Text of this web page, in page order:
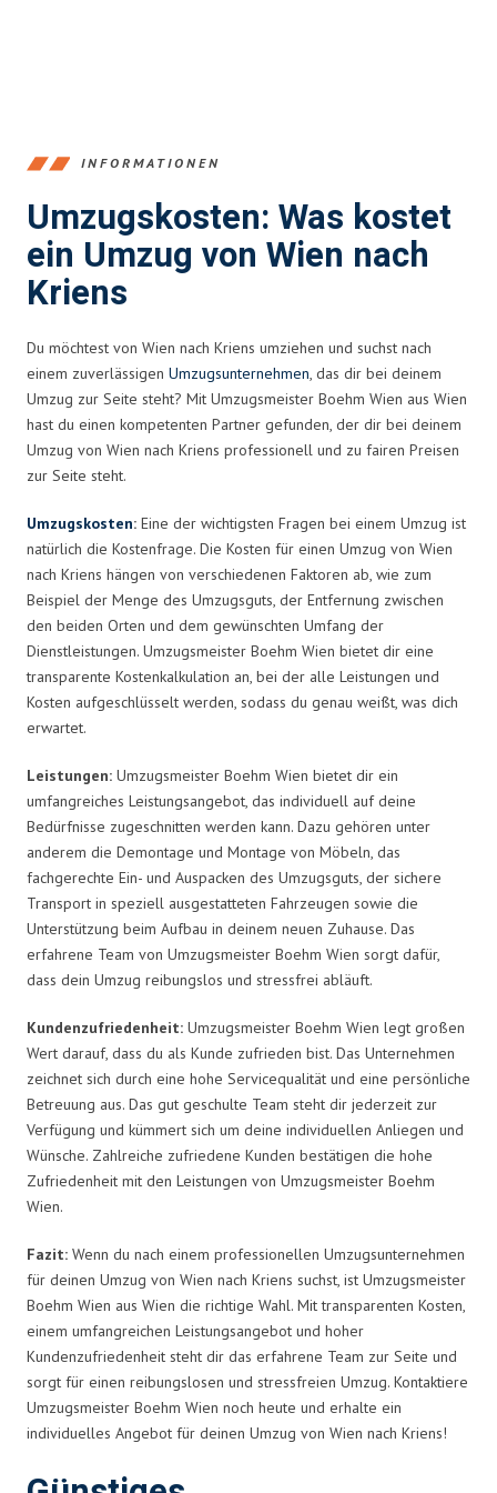
INFORMATIONEN
Umzugskosten: Was kostet
ein Umzug von Wien nach
Kriens
Du möchtest von Wien nach Kriens umziehen und suchst nach
einem zuverlässigen Umzugsunternehmen, das dir bei deinem
Umzug zur Seite steht? Mit Umzugsmeister Boehm Wien aus Wien
hast du einen kompetenten Partner gefunden, der dir bei deinem
Umzug von Wien nach Kriens professionell und zu fairen Preisen
zur Seite steht.
Umzugskosten: Eine der wichtigsten Fragen bei einem Umzug ist
natürlich die Kostenfrage. Die Kosten für einen Umzug von Wien
nach Kriens hängen von verschiedenen Faktoren ab, wie zum
Beispiel der Menge des Umzugsguts, der Entfernung zwischen
den beiden Orten und dem gewünschten Umfang der
Dienstleistungen. Umzugsmeister Boehm Wien bietet dir eine
transparente Kostenkalkulation an, bei der alle Leistungen und
Kosten aufgeschlüsselt werden, sodass du genau weißt, was dich
erwartet.
Leistungen: Umzugsmeister Boehm Wien bietet dir ein
umfangreiches Leistungsangebot, das individuell auf deine
Bedürfnisse zugeschnitten werden kann. Dazu gehören unter
anderem die Demontage und Montage von Möbeln, das
fachgerechte Ein- und Auspacken des Umzugsguts, der sichere
Transport in speziell ausgestatteten Fahrzeugen sowie die
Unterstützung beim Aufbau in deinem neuen Zuhause. Das
erfahrene Team von Umzugsmeister Boehm Wien sorgt dafür,
dass dein Umzug reibungslos und stressfrei abläuft.
Kundenzufriedenheit: Umzugsmeister Boehm Wien legt großen
Wert darauf, dass du als Kunde zufrieden bist. Das Unternehmen
zeichnet sich durch eine hohe Servicequalität und eine persönliche
Betreuung aus. Das gut geschulte Team steht dir jederzeit zur
Verfügung und kümmert sich um deine individuellen Anliegen und
Wünsche. Zahlreiche zufriedene Kunden bestätigen die hohe
Zufriedenheit mit den Leistungen von Umzugsmeister Boehm
Wien.
Fazit: Wenn du nach einem professionellen Umzugsunternehmen
für deinen Umzug von Wien nach Kriens suchst, ist Umzugsmeister
Boehm Wien aus Wien die richtige Wahl. Mit transparenten Kosten,
einem umfangreichen Leistungsangebot und hoher
Kundenzufriedenheit steht dir das erfahrene Team zur Seite und
sorgt für einen reibungslosen und stressfreien Umzug. Kontaktiere
Umzugsmeister Boehm Wien noch heute und erhalte ein
individuelles Angebot für deinen Umzug von Wien nach Kriens!